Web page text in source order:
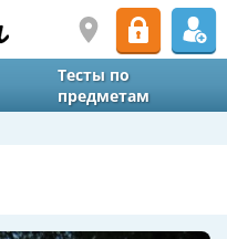
Тесты по
предметам